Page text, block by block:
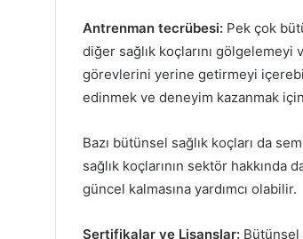
Antrenman tecrübesi: Pek çok
diğer sağlık koçlarını gölgelemeyi
görevlerini yerine getirmeyi
edinmek ve deneyim kazanmak
Bazı bütünsel sağlık koçları da
sağlık koçlarının sektör
güncel kalmasına yardımcı olabilir.
Sertifikalar ve Lisanslar: Bütünsel